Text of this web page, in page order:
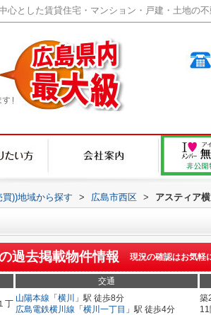
心とした賃貸住宅・マンション・戸建・土地の
))地域から探す > 広島市西区 > アスティア横
過去掲載物件情報 現況の確認はお気軽
交通
丁
山陽本線 「 横川
」駅 徒歩8分
広島電鉄横川線 「 横川一丁目 」駅 徒歩4分
築